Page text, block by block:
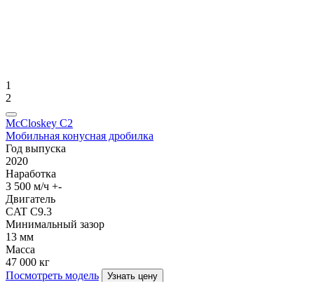
1
2
McCloskey C2
Мобильная конусная дробилка
Год выпуска
2020
Нaрабoткa
3 500 м/ч +-
Двигатель
CAT C9.3
Минимальный зазор
13 мм
Масса
47 000 кг
Посмотреть модель
Узнать цену